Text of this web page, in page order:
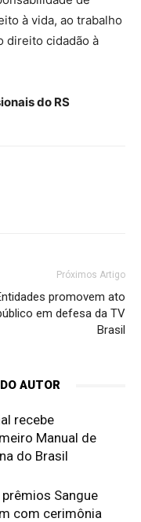
à vida, ao trabalho
direito cidadão à
do RS
Próximos Artigo
promovem ato
em defesa da TV
Brasil
AUTOR
recebe
Manual de
do Brasil
Sangue
com cerimônia